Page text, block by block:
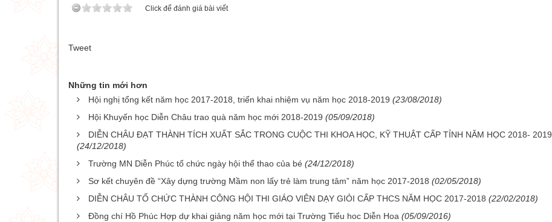
Click để đánh giá bài viết
Tweet
Những tin mới hơn
Hội nghị tổng kết năm học 2017-2018, triển khai nhiệm vụ năm học 2018-2019 (23/08/2018)
Hội Khuyến học Diễn Châu trao quà năm học mới 2018-2019 (05/09/2018)
DIỄN CHÂU ĐẠT THÀNH TÍCH XUẤT SẮC TRONG CUỘC THI KHOA HỌC, KỸ THUẬT CẤP TỈNH NĂM HỌC 2018- 2019
(24/12/2018)
Trường MN Diễn Phúc tổ chức ngày hội thể thao của bé (24/12/2018)
Sơ kết chuyên đề “Xây dựng trường Mầm non lấy trẻ làm trung tâm” năm học 2017-2018 (02/05/2018)
DIỄN CHÂU TỔ CHỨC THÀNH CÔNG HỘI THI GIÁO VIÊN DẠY GIỎI CẤP THCS NĂM HỌC 2017-2018 (22/02/2018)
Đồng chí Hồ Phúc Hợp dự khai giảng năm học mới tại Trường Tiểu hoc Diễn Hoa (05/09/2016)